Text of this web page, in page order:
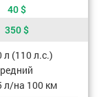
40$
350$
л (110 л.с.)
л/на 100 км